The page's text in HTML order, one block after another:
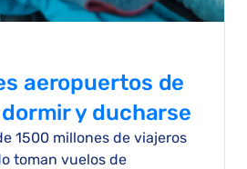
aeropuertos de
y ducharse
1500 millones de viajeros
toman vuelos de